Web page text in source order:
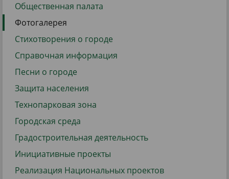
Общественная палата
Фотогалерея
Стихотворения о городе
Справочная информация
Песни о городе
Защита населения
Технопарковая зона
Городская среда
Градостроительная деятельность
Инициативные проекты
Реализация Национальных проектов